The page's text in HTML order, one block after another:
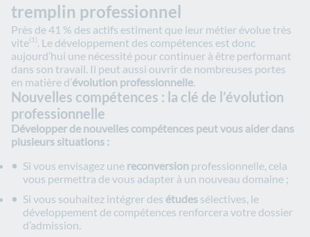
tremplin professionnel
Près de 41 % des actifs estiment que leur métier évolue très
vite(1)
. Le développement des compétences est donc
aujourd’hui une nécessité pour continuer à être performant
dans son travail. Il peut aussi ouvrir de nombreuses portes
en matière d’évolution professionnelle
Nouvelles compétences : la clé de l’évolution
professionnelle
Développer de nouvelles compétences peut vous aider dans
plusieurs situations :
Si vous envisagez une reconversion professionnelle, cela
vous permettra de vous adapter à un nouveau domaine ;
Si vous souhaitez intégrer des études sélectives, le
développement de compétences renforcera votre dossier
d’admission.